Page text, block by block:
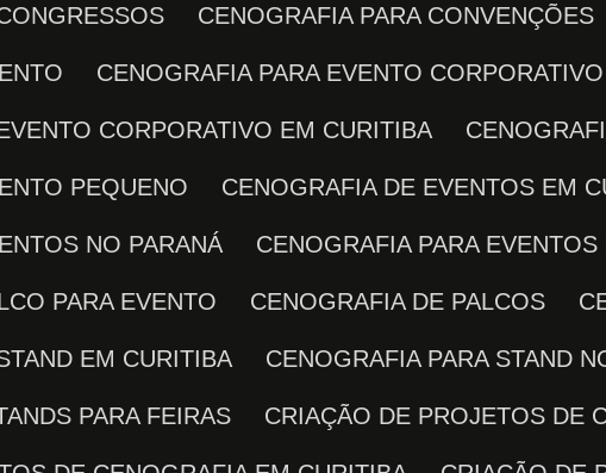
CENOGRAFIA PARA CONVENÇÕES
CENOGRAFIA PARA EVENTO CORPORATIVO
CORPORATIVO EM CURITIBA
PEQUENO CENOGRAFIA DE EVENTOS EM
NO PARANÁ CENOGRAFIA PARA
PARA EVENTO CENOGRAFIA DE PALCOS
EM CURITIBA CENOGRAFIA PARA STAND
PARA FEIRAS CRIAÇÃO DE PROJETOS DE